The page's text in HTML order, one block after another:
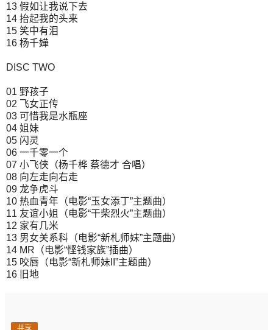
13 假如让我说下去
14 抬起我的头来
15 笑中有泪
16 杨千嬅
DISC TWO
01 野孩子
02 飞女正传
03 可惜我是水瓶座
04 姐妹
05 闪灵
06 一千零一个
07 小飞侠（杨千桦 蔡德才 合唱）
08 向左走向右走
09 龙争虎斗
10 热血青年（电影“玉女添丁”主题曲）
11 友谊小姐（电影“干柴烈火”主题曲）
12 家有几米
13 男女关系科（电影“新札师妹”主题曲）
14 MR（电影“悭钱家族”插曲）
15 咬唇（电影“新札师妹II”主题曲）
16 旧地
共享